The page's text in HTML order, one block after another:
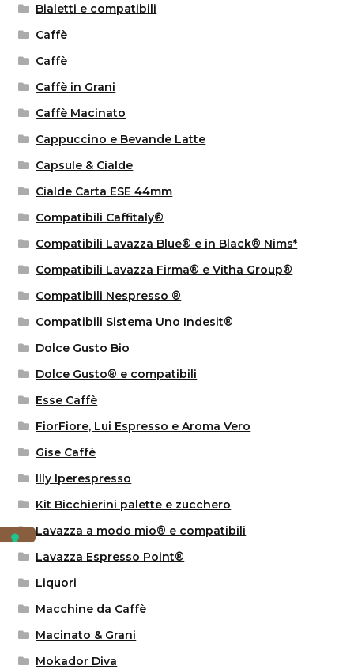
Bialetti e compatibili
Caffè
Caffè
Caffè in Grani
Caffè Macinato
Cappuccino e Bevande Latte
Capsule & Cialde
Cialde Carta ESE 44mm
Compatibili Caffitaly®
Compatibili Lavazza Blue® e in Black® Nims*
Compatibili Lavazza Firma® e Vitha Group®
Compatibili Nespresso ®
Compatibili Sistema Uno Indesit®
Dolce Gusto Bio
Dolce Gusto® e compatibili
Esse Caffè
FiorFiore, Lui Espresso e Aroma Vero
Gise Caffè
Illy Iperespresso
Kit Bicchierini palette e zucchero
Lavazza a modo mio® e compatibili
Lavazza Espresso Point®
Liquori
Macchine da Caffè
Macinato & Grani
Mokador Diva